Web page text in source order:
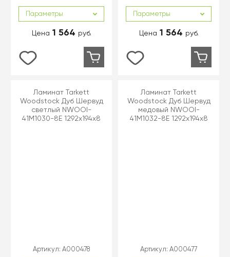
Параметры
Цена 1 564 руб.
Параметры
Цена 1 564 руб.
Ламинат Tarkett
Woodstock Дуб Шервуд
светлый NWOOI-
41M1030-8E 1292x194x8
Артикул: A000478
Ламинат Tarkett
Woodstock Дуб Шервуд
медовый NWOOI-
41M1032-8E 1292x194x8
Артикул: A000477